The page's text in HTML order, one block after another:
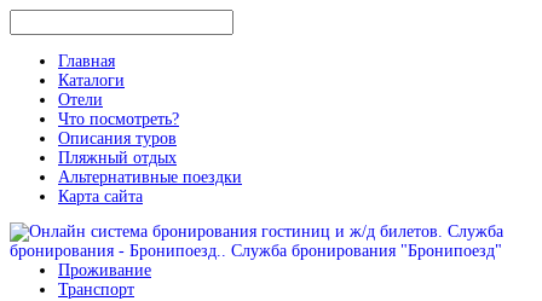
Главная
Каталоги
Отели
Что посмотреть?
Описания туров
Пляжный отдых
Альтернативные поездки
Карта сайта
Проживание
Транспорт